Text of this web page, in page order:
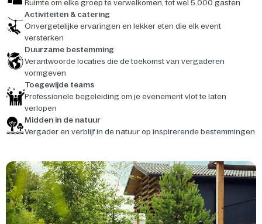
Ruimte om elke groep te verwelkomen, tot wel 5.000 gasten
Activiteiten & catering
Onvergetelijke ervaringen en lekker eten die elk event
versterken
Duurzame bestemming
Verantwoorde locaties die de toekomst van vergaderen
vormgeven
Toegewijde teams
Professionele begeleiding om je evenement vlot te laten
verlopen
Midden in de natuur
Vergader en verblijf in de natuur op inspirerende bestemmingen